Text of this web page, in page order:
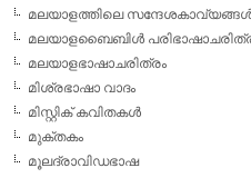
മലയാളത്തിലെ
മലയാളബൈബിള്‍
മലയാളഭാഷാചരിത്രം
മിശ്രഭാഷാ വാദം
മിസ്റ്റിക് കവിതകള്‍
മുക്തകം
മൂലദ്രാവിഡഭാഷ